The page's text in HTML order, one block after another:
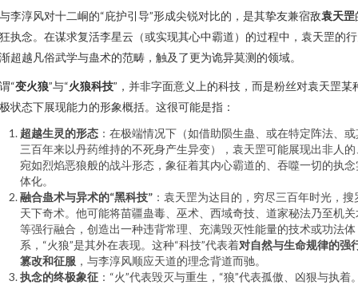
李淳风对十二峒的“庇护引导”形成尖锐对比的，是其挚友兼宿敌袁天罡
执念。在谋求复活李星云（或实现其心中霸道）的过程中，袁天罡的
超越凡俗武学与蛊术的范畴，触及了更为诡异莫测的领域。
“变火狼”与“火狼科技”，并非字面意义上的科技，而是粉丝对袁天罡某
状态下展现能力的形象概括。这很可能是指：
超越生灵的形态 ：在极端情况下（如借助陨生蛊、或在特定阵法、或
三百年来以丹药维持的不死身产生异变），袁天罡可能展现出非人的
宛如烈焰恶狼般的战斗形态，象征着其内心霸道的、吞噬一切的执念
体化。
融合蛊术与异术的“黑科技” ：袁天罡为达目的，穷尽三百年时光，搜
天下奇术。他可能将苗疆蛊毒、巫术、西域奇技、道家秘法乃至机关
等强行融合，创造出一种违背常理、充满毁灭性能量的技术或功法体
系，“火狼”是其外在表现。这种“科技”代表着对自然与生命规律的强
篡改和征服 ，与李淳风顺应天道的理念背道而驰。
执念的终极象征 ：“火”代表毁灭与重生，“狼”代表孤傲、凶狠与执着